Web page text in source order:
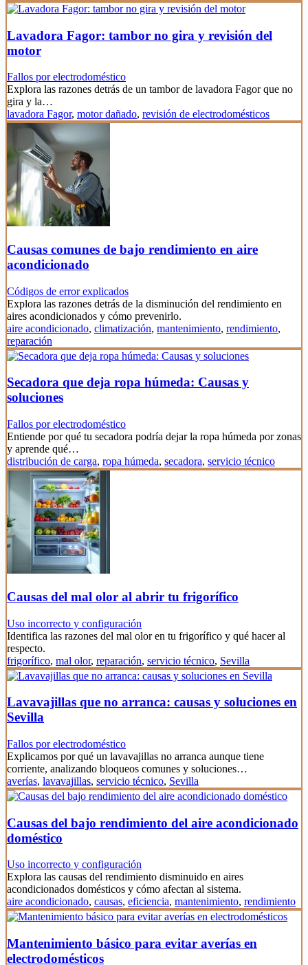
Lavadora Fagor: tambor no gira y revisión del
motor
Fallos por electrodoméstico
Explora las razones detrás de un tambor de lavadora Fagor que no
gira y la…
lavadora Fagor, motor dañado, revisión de electrodomésticos
Causas comunes de bajo rendimiento en aire
acondicionado
Códigos de error explicados
Explora las razones detrás de la disminución del rendimiento en
aires acondicionados y cómo prevenirlo.
aire acondicionado, climatización, mantenimiento, rendimiento,
reparación
Secadora que deja ropa húmeda: Causas y
soluciones
Fallos por electrodoméstico
Entiende por qué tu secadora podría dejar la ropa húmeda por zonas
y aprende qué…
distribución de carga, ropa húmeda, secadora, servicio técnico
Causas del mal olor al abrir tu frigorífico
Uso incorrecto y configuración
Identifica las razones del mal olor en tu frigorífico y qué hacer al
respecto.
frigorífico, mal olor, reparación, servicio técnico, Sevilla
Lavavajillas que no arranca: causas y soluciones en
Sevilla
Fallos por electrodoméstico
Explicamos por qué un lavavajillas no arranca aunque tiene
corriente, analizando bloqueos comunes y soluciones…
averías, lavavajillas, servicio técnico, Sevilla
Causas del bajo rendimiento del aire acondicionado
doméstico
Uso incorrecto y configuración
Explora las causas del rendimiento disminuido en aires
acondicionados domésticos y cómo afectan al sistema.
aire acondicionado, causas, eficiencia, mantenimiento, rendimiento
Mantenimiento básico para evitar averías en
electrodomésticos